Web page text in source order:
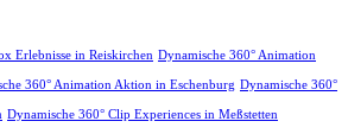
Erlebnisse in Reiskirchen Dynamische 360° Animation
360° Animation Aktion in Eschenburg Dynamische 360°
Dynamische 360° Clip Experiences in Meßstetten